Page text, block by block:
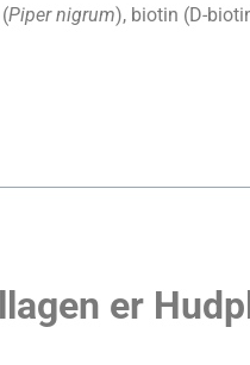
Piper nigrum), biotin (D-
er